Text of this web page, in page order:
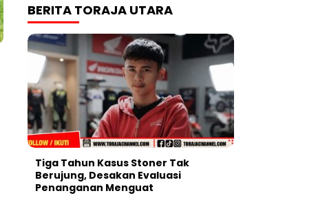
BERITA TORAJA UTARA
Tiga Tahun Kasus Stoner Tak
Berujung, Desakan Evaluasi
Penanganan Menguat